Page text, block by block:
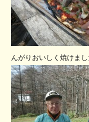
んがりおいしく焼けま